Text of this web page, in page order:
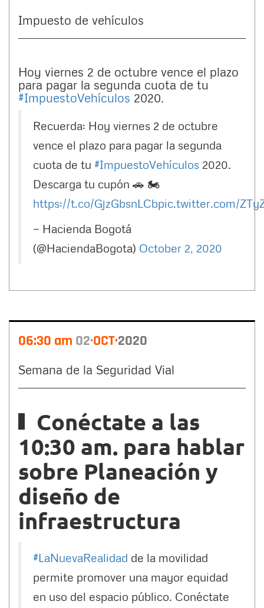
Impuesto de vehículos
Hoy viernes 2 de octubre vence el plazo
para pagar la segunda cuota de tu
#ImpuestoVehículos 2020.
Recuerda: Hoy viernes 2 de octubre
vence el plazo para pagar la segunda
cuota de tu #ImpuestoVehículos 2020.
Descarga tu cupón 🚗 🏍
https://t.co/GjzGbsnLCbpic.twitter.com/
— Hacienda Bogotá
(@HaciendaBogota) October 2, 2020
06:30 am 02 OCT 2020
Semana de la Seguridad Vial
Conéctate a las
10:30 am. para hablar
sobre Planeación y
diseño de
infraestructura
#LaNuevaRealidad de la movilidad
permite promover una mayor equidad
en uso del espacio público. Conéctate